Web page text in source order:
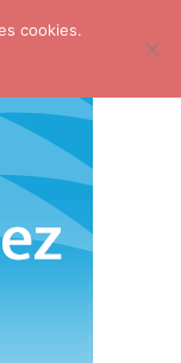
cookies.